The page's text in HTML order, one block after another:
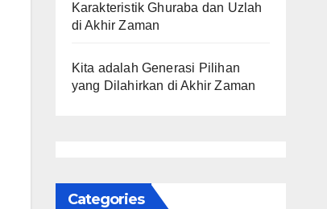
Karakteristik Ghuraba dan Uzlah
di Akhir Zaman
Kita adalah Generasi Pilihan
yang Dilahirkan di Akhir Zaman
Categories